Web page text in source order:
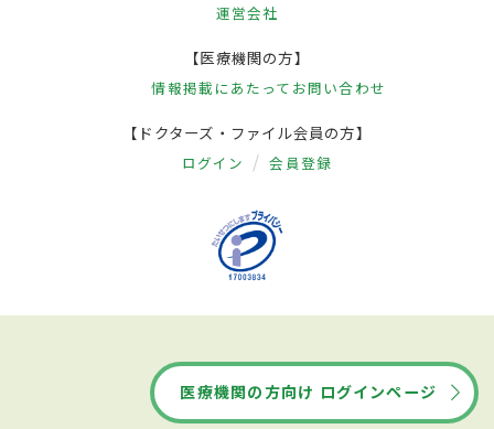
運営会社
【医療機関の方】
情報掲載にあたって お問い合わせ
【ドクターズ・ファイル会員の方】
ログイン 会員登録
医療機関の方向け ログインページ